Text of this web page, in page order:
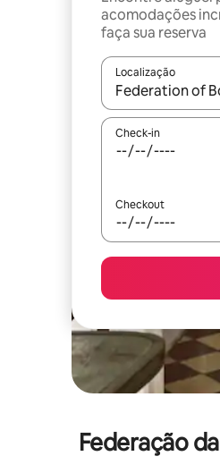
acomodações
faça sua reserva
Localização
Quando os
Check-in
Checkout
Federação